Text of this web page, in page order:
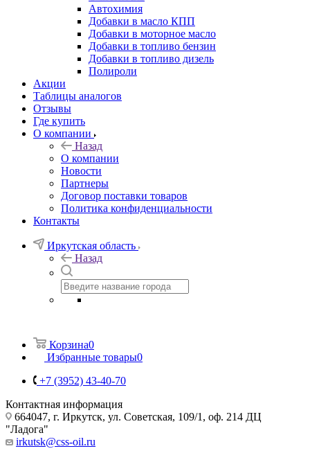
Автохимия
Добавки в масло КПП
Добавки в моторное масло
Добавки в топливо бензин
Добавки в топливо дизель
Полироли
Акции
Таблицы аналогов
Отзывы
Где купить
О компании
Назад
О компании
Новости
Партнеры
Договор поставки товаров
Политика конфиденциальности
Контакты
Иркутская область
Назад
Корзина0
Избранные товары0
+7 (3952) 43-40-70
Контактная информация
664047, г. Иркутск, ул. Советская, 109/1, оф. 214 ДЦ
"Ладога"
irkutsk@css-oil.ru